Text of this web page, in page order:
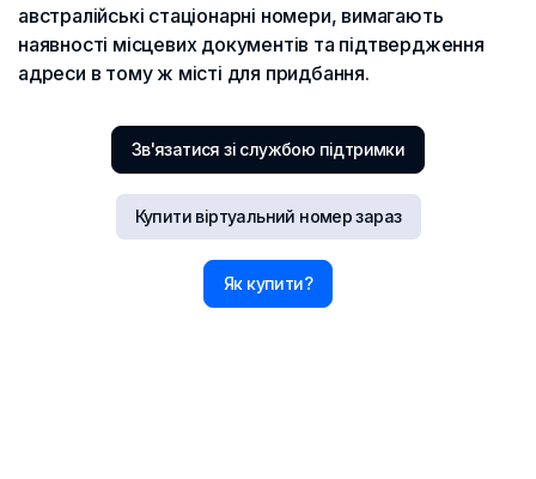
австралійські стаціонарні номери, вимагають
наявності місцевих документів та підтвердження
адреси в тому ж місті для придбання.
Зв'язатися зі службою підтримки
Купити віртуальний номер зараз
Як купити?